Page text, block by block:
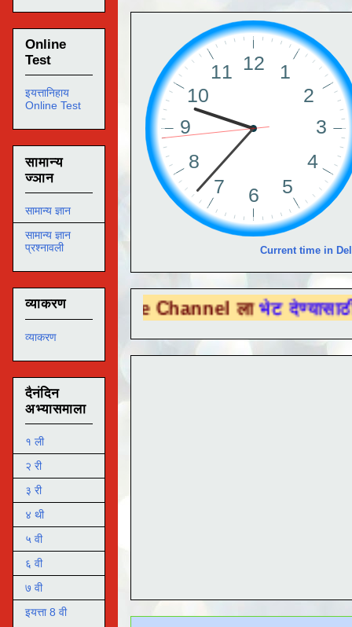
Current time in
Tube Channel लाभेट देण्यासाठी येथे क्लिक
Online
Test
इयत्तानिहाय
Online Test
सामान्य
ज्ञान
सामान्य ज्ञान
सामान्य ज्ञान
प्रश्नावली
व्याकरण
व्याकरण
दैनंदिन
अभ्यासमाला
१ ली
२ री
३ री
४ थी
५ वी
६ वी
७ वी
इयत्ता 8 वी